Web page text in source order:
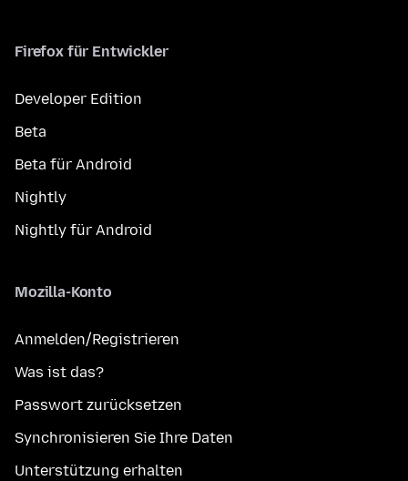
Firefox für Entwickler
Developer Edition
Beta
Beta für Android
Nightly
Nightly für Android
Mozilla-Konto
Anmelden/Registrieren
Was ist das?
Passwort zurücksetzen
Synchronisieren Sie Ihre Daten
Unterstützung erhalten